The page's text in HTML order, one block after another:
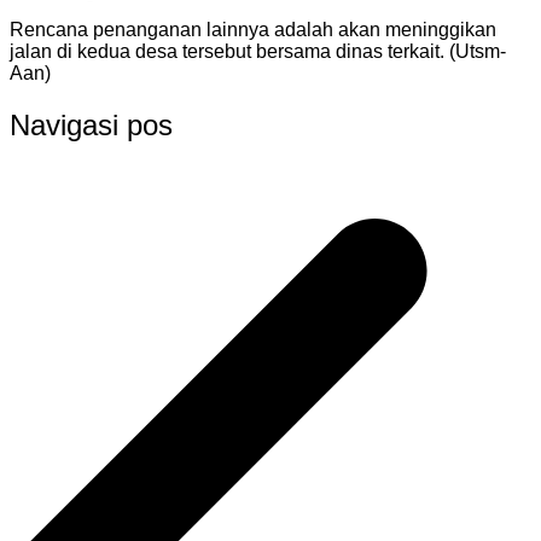
Rencana penanganan lainnya adalah akan meninggikan
jalan di kedua desa tersebut bersama dinas terkait. (Utsm-
Aan)
Navigasi pos